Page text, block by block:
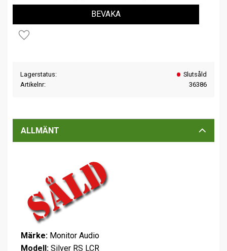
Lägg till i favoriter
BEVAKA
Lagerstatus
Slutsåld
Artikelnr
36386
ALLMÄNT
Märke: Monitor Audio
Modell: Silver RS LCR